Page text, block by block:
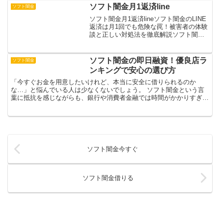
を利用することで、スマートフォンから
24時間いつでも申し...
ソフト闇金 ソフト闇金月1返済line
ソフト闇金月1返済lineソフト闇金のLINE
返済は月1回でも危険な罠！被害者の体験
談と正しい対処法を徹底解説ソフト闇金
きと月1返済という甘い誘惑の裏に潜む、
法...
ソフト闇金
ソフト闇金の即日融資！優良店ラ
ンキングで安心の選び方
「今すぐお金を用意したいけれど、本当に安全に借りられるのか
な…」と悩んでいる人は少なくないでしょう。 ソフト闇金という言
葉に抵抗を感じながらも、銀行や消費者金融では時間がかかりすぎる
ソフト闇金今すぐ
ソフト闇金借りる